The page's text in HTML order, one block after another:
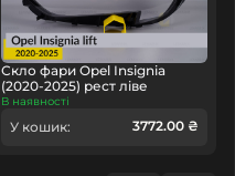
Скло фари Opel Insignia
(2020-2025) рест ліве
В наявності
У кошик: 3772.00 ₴